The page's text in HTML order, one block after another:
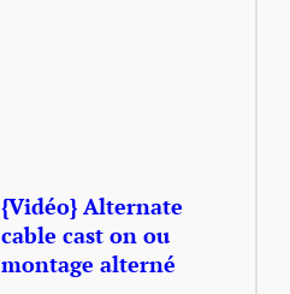
{Vidéo} Alternate
cable cast on ou
montage alterné